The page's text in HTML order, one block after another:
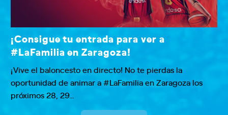
¡Consigue tu entrada para ver a
#LaFamilia en Zaragoza!
¡Vive el baloncesto en directo! No te pierdas la
oportunidad de animar a #LaFamilia en Zaragoza los
próximos 28, 29…